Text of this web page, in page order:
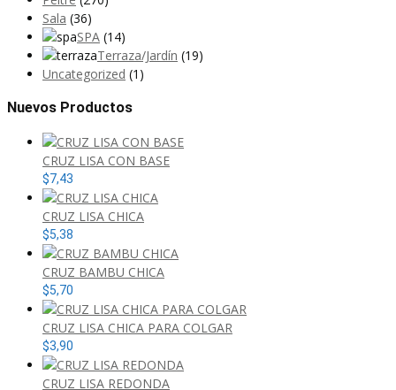
Sala (36)
SPA (14)
Terraza/Jardín (19)
Uncategorized (1)
Nuevos Productos
CRUZ LISA CON BASE
$7,43
CRUZ LISA CHICA
$5,38
CRUZ BAMBU CHICA
$5,70
CRUZ LISA CHICA PARA COLGAR
$3,90
CRUZ LISA REDONDA